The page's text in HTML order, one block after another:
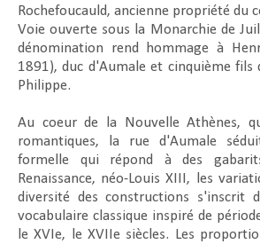
Rochefoucauld, ancienne propriété du
Voie ouverte sous la Monarchie de
dénomination rend hommage à
1891), duc d'Aumale et cinquième fils
Philippe.
Au coeur de la Nouvelle Athènes,
romantiques, la rue d'Aumale
formelle qui répond à des
Renaissance, néo-Louis XIII, les
diversité des constructions s'inscrit
vocabulaire classique inspiré de
le XVIe, le XVIIe siècles. Les